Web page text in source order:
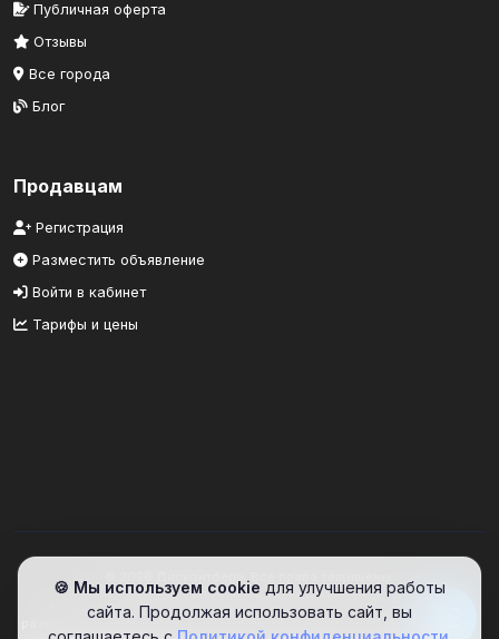
Публичная оферта
Отзывы
Все города
Блог
Продавцам
Регистрация
Разместить объявление
Войти в кабинет
Тарифы и цены
© 2026 Дисконтбери. Все права защищены.
Информационный портал. Сайт предоставляет площадку для
размещения объявлений. Проверяйте информацию самостоятельно.
🍪 Мы используем cookie для улучшения работы
сайта. Продолжая использовать сайт, вы